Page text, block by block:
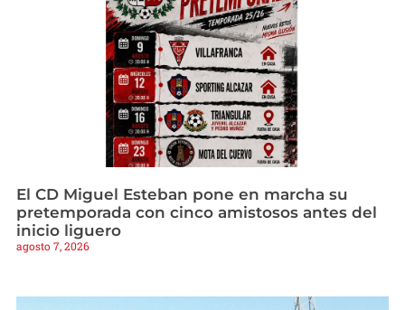
El CD Miguel Esteban pone en marcha su
pretemporada con cinco amistosos antes del
inicio liguero
agosto 7, 2026